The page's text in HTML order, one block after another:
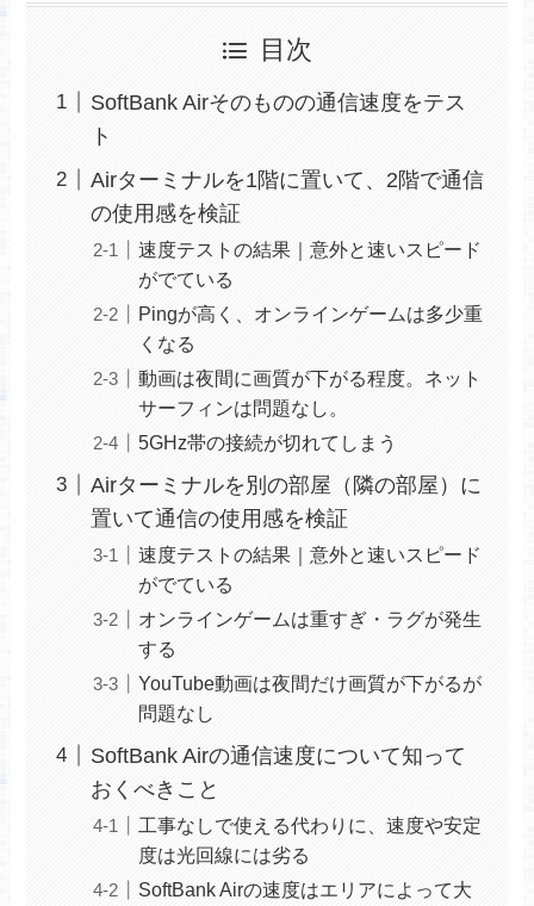
目次
SoftBank Airそのものの通信速度をテス
ト
Airターミナルを1階に置いて、2階で通信
の使用感を検証
速度テストの結果｜意外と速いスピード
がでている
Pingが高く、オンラインゲームは多少重
くなる
動画は夜間に画質が下がる程度。ネット
サーフィンは問題なし。
5GHz帯の接続が切れてしまう
Airターミナルを別の部屋（隣の部屋）に
置いて通信の使用感を検証
速度テストの結果｜意外と速いスピード
がでている
オンラインゲームは重すぎ・ラグが発生
する
YouTube動画は夜間だけ画質が下がるが
問題なし
SoftBank Airの通信速度について知って
おくべきこと
工事なしで使える代わりに、速度や安定
度は光回線には劣る
SoftBank Airの速度はエリアによって大